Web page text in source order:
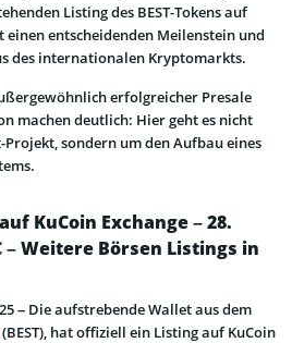
Listing des BEST-Tokens auf
einen entscheidenden Meilenstein und
des internationalen Kryptomarkts.
erfolgreicher Presale
machen deutlich: Hier geht es nicht
sondern um den Aufbau eines
KuCoin Exchange – 28.
– Weitere Börsen Listings in
– Die aufstrebende Wallet aus dem
(BEST), hat offiziell ein Listing auf KuCoin